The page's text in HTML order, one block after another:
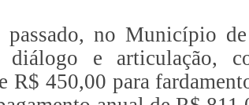
no Município
e articulação,
R$ 450,00 para